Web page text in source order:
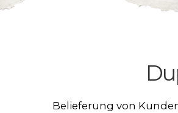
Belieferung von